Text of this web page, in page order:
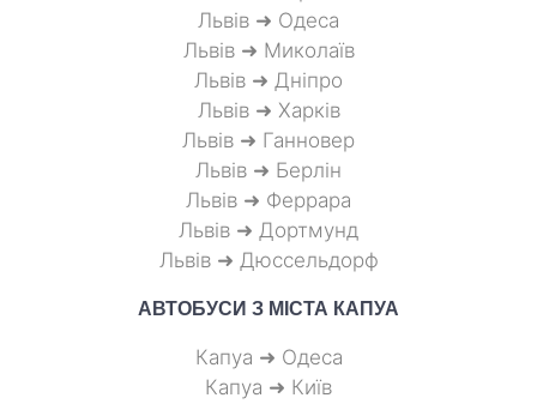
Львів ➜ Одеса
Львів ➜ Миколаїв
Львів ➜ Дніпро
Львів ➜ Харків
Львів ➜ Ганновер
Львів ➜ Берлін
Львів ➜ Феррара
Львів ➜ Дортмунд
Львів ➜ Дюссельдорф
АВТОБУСИ З МІСТА КАПУА
Капуа ➜ Одеса
Капуа ➜ Київ